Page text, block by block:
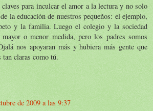
claves para inculcar el amor a la lectura y no solo
la educación de nuestros pequeños: el ejemplo,
y la familia. Luego el colegio y la sociedad
o menor medida, pero los padres somos
nos apoyaran más y hubiera más gente que
tan claras como tú.
de 2009 a las 9:37